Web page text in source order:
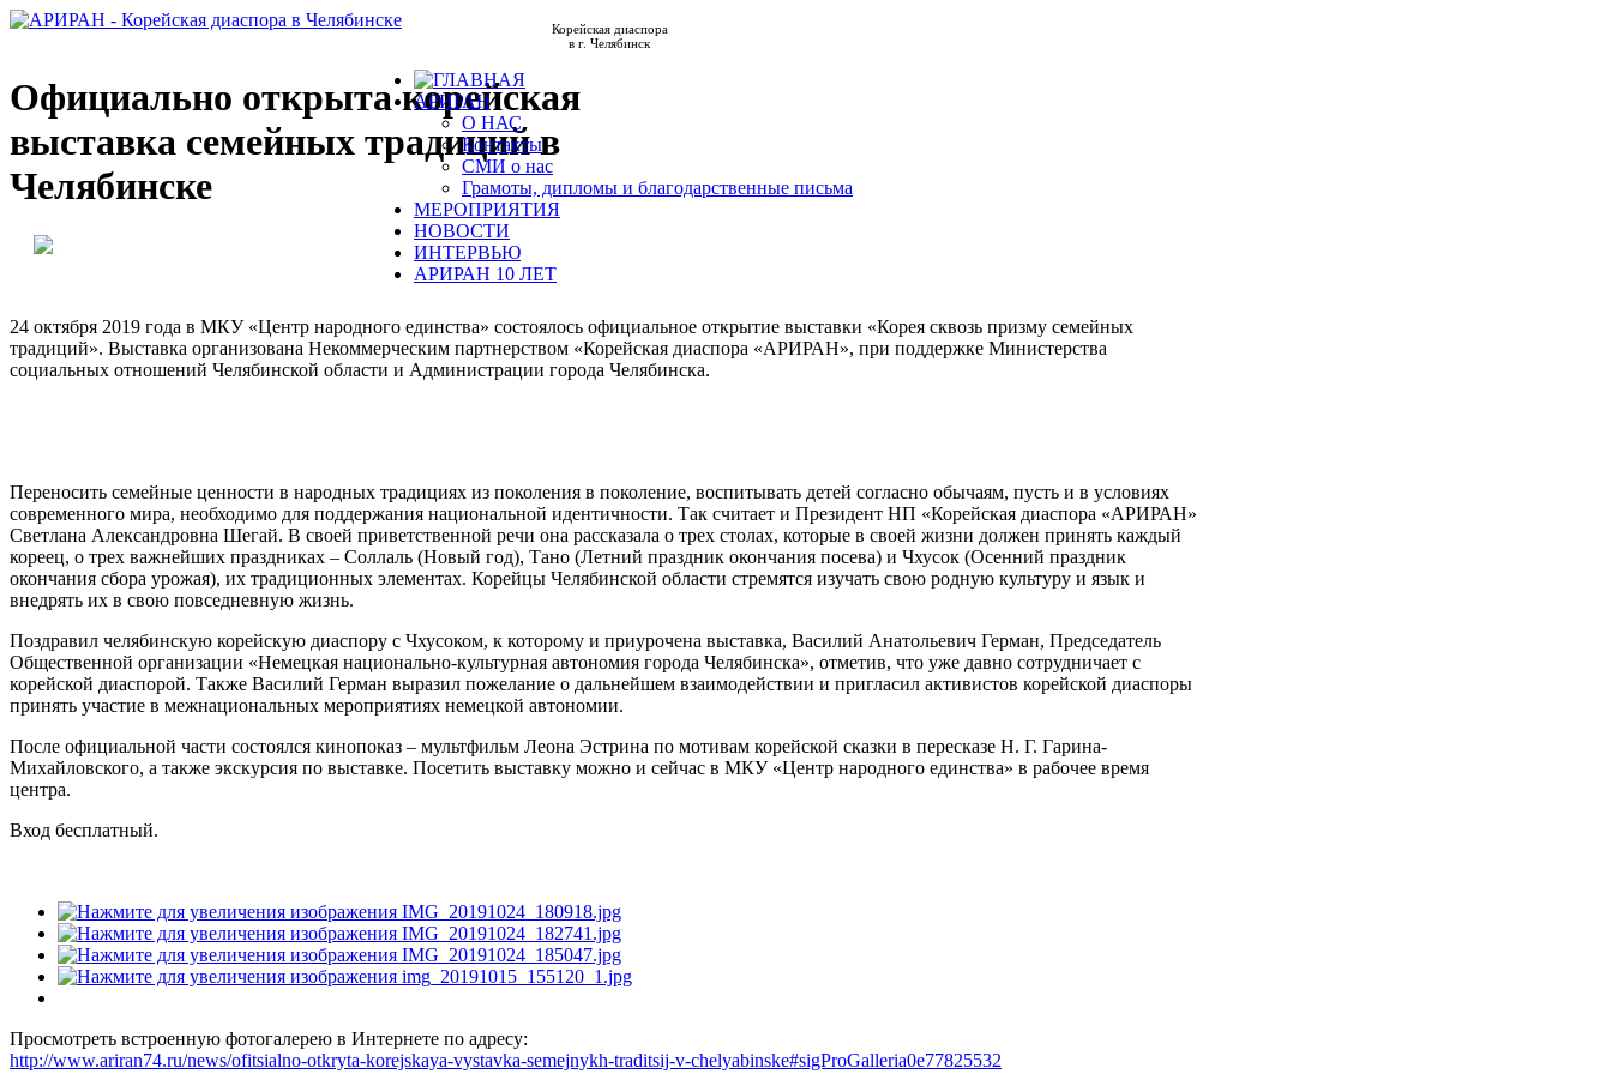
Корейская диаспора
в г. Челябинск
АРИРАН
О НАС
Контакты
СМИ о нас
Грамоты, дипломы и благодарственные письма
МЕРОПРИЯТИЯ
НОВОСТИ
ИНТЕРВЬЮ
АРИРАН 10 ЛЕТ
Официально открыта корейская
выставка семейных традиций в
Челябинске
24 октября 2019 года в МКУ «Центр народного единства» состоялось официальное открытие выставки «Корея сквозь призму семейных
традиций». Выставка организована Некоммерческим партнерством «Корейская диаспора «АРИРАН», при поддержке Министерства
социальных отношений Челябинской области и Администрации города Челябинска.
Переносить семейные ценности в народных традициях из поколения в поколение, воспитывать детей согласно обычаям, пусть и в условиях
современного мира, необходимо для поддержания национальной идентичности. Так считает и Президент НП «Корейская диаспора «АРИРАН»
Светлана Александровна Шегай. В своей приветственной речи она рассказала о трех столах, которые в своей жизни должен принять каждый
кореец, о трех важнейших праздниках – Соллаль (Новый год), Тано (Летний праздник окончания посева) и Чхусок (Осенний праздник
окончания сбора урожая), их традиционных элементах. Корейцы Челябинской области стремятся изучать свою родную культуру и язык и
внедрять их в свою повседневную жизнь.
Поздравил челябинскую корейскую диаспору с Чхусоком, к которому и приурочена выставка, Василий Анатольевич Герман, Председатель
Общественной организации «Немецкая национально-культурная автономия города Челябинска», отметив, что уже давно сотрудничает с
корейской диаспорой. Также Василий Герман выразил пожелание о дальнейшем взаимодействии и пригласил активистов корейской диаспоры
принять участие в межнациональных мероприятиях немецкой автономии.
После официальной части состоялся кинопоказ – мультфильм Леона Эстрина по мотивам корейской сказки в пересказе Н. Г. Гарина-
Михайловского, а также экскурсия по выставке. Посетить выставку можно и сейчас в МКУ «Центр народного единства» в рабочее время
центра.
Вход бесплатный.
Просмотреть встроенную фотогалерею в Интернете по адресу:
http://www.ariran74.ru/news/ofitsialno-otkryta-korejskaya-vystavka-semejnykh-traditsij-v-chelyabinske#sigProGalleria0e77825532